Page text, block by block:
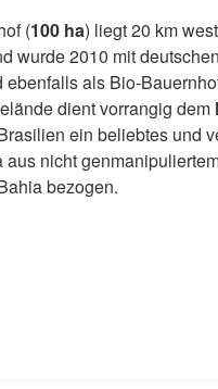
(100 ha) liegt 20 km
wurde 2010 mit
ebenfalls als Bio-
dient vorrangig dem
ein beliebtes und
nicht
bezogen.